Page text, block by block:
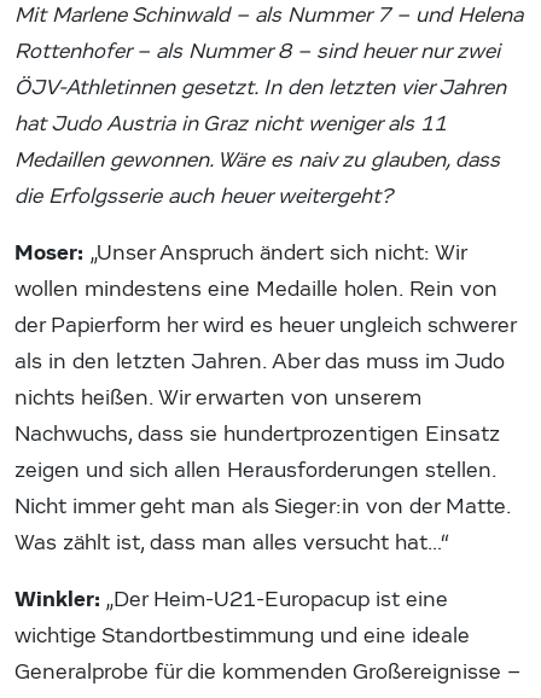
Mit Marlene Schinwald – als Nummer 7 – und Helena
Rottenhofer – als Nummer 8 – sind heuer nur zwei
ÖJV-Athletinnen gesetzt. In den letzten vier Jahren
hat Judo Austria in Graz nicht weniger als 11
Medaillen gewonnen. Wäre es naiv zu glauben, dass
die Erfolgsserie auch heuer weitergeht?
Moser: „Unser Anspruch ändert sich nicht: Wir
wollen mindestens eine Medaille holen. Rein von
der Papierform her wird es heuer ungleich schwerer
als in den letzten Jahren. Aber das muss im Judo
nichts heißen. Wir erwarten von unserem
Nachwuchs, dass sie hundertprozentigen Einsatz
zeigen und sich allen Herausforderungen stellen.
Nicht immer geht man als Sieger:in von der Matte.
Was zählt ist, dass man alles versucht hat…“
Winkler: „Der Heim-U21-Europacup ist eine
wichtige Standortbestimmung und eine ideale
Generalprobe für die kommenden Großereignisse –